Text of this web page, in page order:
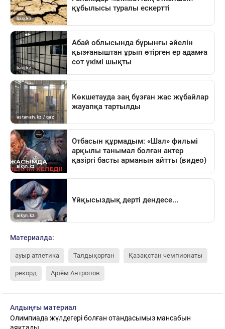
Материалда:
ауыр атлетика Талдықорған Қазақстан чемпионаты
рекорд Артём Антропов
Алдыңғы материал
Олимпиада жүлдегері болған отандасымыз мансабын
аяқтады